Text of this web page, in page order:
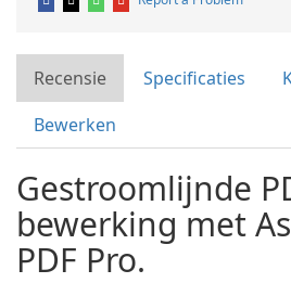
Recensie Specificaties
Bewerken
Gestroomlijnde
bewerking met
PDF Pro.